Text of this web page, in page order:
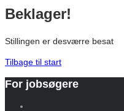
Beklager!
Stillingen er desværre besat
Tilbage til start
For jobsøgere